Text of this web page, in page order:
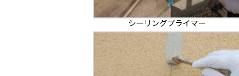
シーリングプライマー